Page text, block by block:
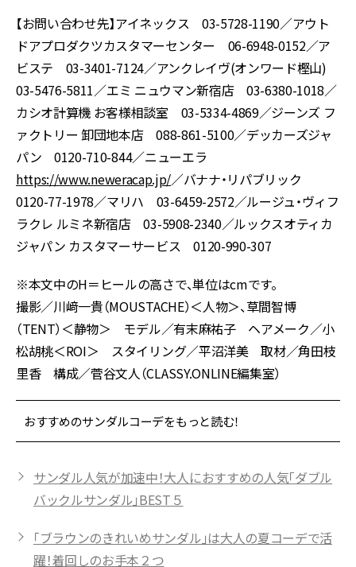
【お問い合わせ先】アイネックス 03-5728-1190／アウト
ドアプロダクツカスタマーセンター 06-6948-0152／ア
ビステ 03-3401-7124／アンクレイヴ(オンワード樫山)
03-5476-5811／エミ ニュウマン新宿店 03-6380-1018／
カシオ計算機 お客様相談室 03-5334-4869／ジーンズ フ
ァクトリー 卸団地本店 088-861-5100／デッカーズジャ
パン 0120-710-844／ニューエラ
https://www.neweracap.jp/／バナナ・リパブリック
0120-77-1978／マリハ 03-6459-2572／ルージュ・ヴィフ
ラクレ ルミネ新宿店 03-5908-2340／ルックスオティカ
ジャパン カスタマーサービス 0120-990-307
※本文中のH＝ヒールの高さで、単位はcmです。
撮影／川﨑一貴（MOUSTACHE）＜人物＞、草間智博
（TENT）＜静物＞ モデル／有末麻祐子 ヘアメーク／小
松胡桃＜ROI＞ スタイリング／平沼洋美 取材／角田枝
里香 構成／菅谷文人（CLASSY.ONLINE編集室）
おすすめのサンダルコーデをもっと読む！
サンダル人気が加速中！大人におすすめの人気「ダブル
バックルサンダル」BEST５
「ブラウンのきれいめサンダル」は大人の夏コーデで活
躍！着回しのお手本２つ